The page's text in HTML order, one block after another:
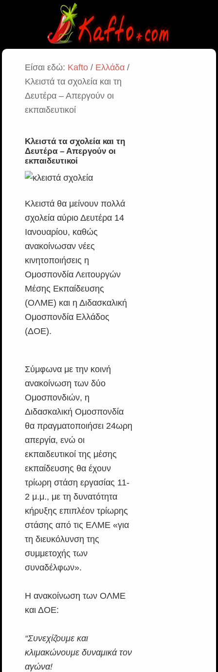
Είσαι εδώ: Kafto/ Ελλάδα/
Κλειστά τα σχολεία και τη
Δευτέρα – Απεργούν οι
εκπαιδευτικοί
Κλειστά τα σχολεία και τη
Δευτέρα – Απεργούν οι
εκπαιδευτικοί
Κλειστά θα μείνουν πολλά
σχολεία αύριο Δευτέρα 14
Ιανουαρίου, καθώς
ανακοίνωσαν νέες
κινητοποιήσεις η
Ομοσπονδία Λειτουργών
Μέσης Εκπαίδευσης
(ΟΛΜΕ) και η Διδασκαλική
Ομοσπονδία Ελλάδος
(ΔΟΕ).
Σύμφωνα με την κοινή
ανακοίνωση των δύο
Ομοσπονδιών, η
Διδασκαλική Ομοσπονδία
θα πραγματοποιήσει 24ωρη
απεργία, ενώ οι
εκπαιδευτικοί της μέσης
εκπαίδευσης θα έχουν
τρίωρη στάση εργασίας 11-
2 μ.μ., με τη δυνατότητα
κήρυξης επιπλέον τρίωρης
στάσης από τις ΕΛΜΕ «για
τη διευκόλυνση της
συμμετοχής των
συναδέλφων».
Η ανακοίνωση των ΟΛΜΕ
και ΔΟΕ:
“Συνεχίζουμε και
κλιμακώνουμε δυναμικά τον
αγώνα!